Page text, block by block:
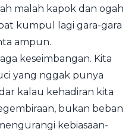
malah kapok dan ogah
kumpul lagi gara-gara
ampun.
keseimbangan. Kita
yang nggak punya
kalau kehadiran kita
bukan beban
kebiasaan-